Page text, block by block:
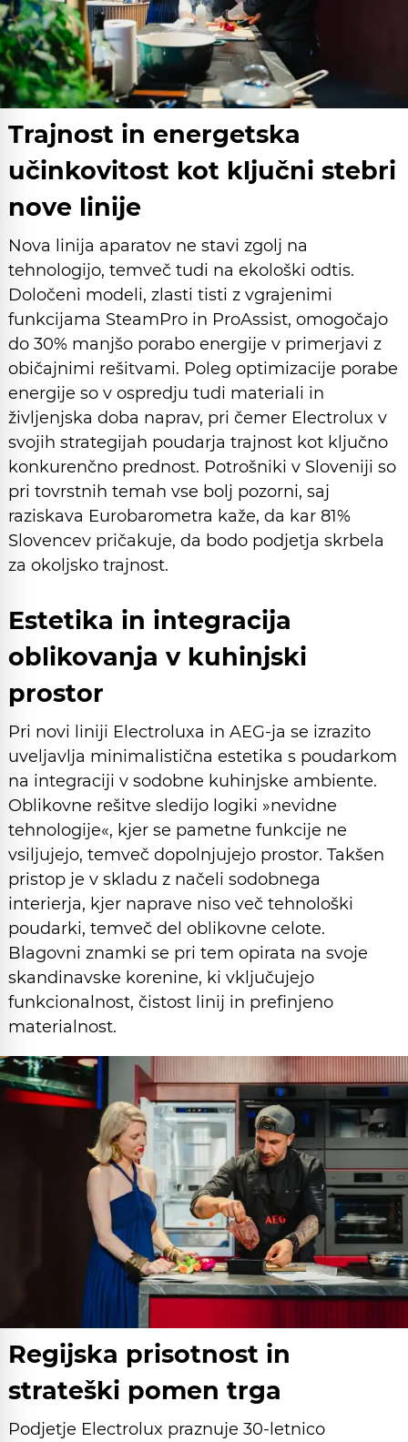
Trajnost in energetska
učinkovitost kot ključni stebri
nove linije
Nova linija aparatov ne stavi zgolj na
tehnologijo, temveč tudi na ekološki odtis.
Določeni modeli, zlasti tisti z vgrajenimi
funkcijama SteamPro in ProAssist, omogočajo
do 30% manjšo porabo energije v primerjavi z
običajnimi rešitvami. Poleg optimizacije porabe
energije so v ospredju tudi materiali in
življenjska doba naprav, pri čemer Electrolux v
svojih strategijah poudarja trajnost kot ključno
konkurenčno prednost. Potrošniki v Sloveniji so
pri tovrstnih temah vse bolj pozorni, saj
raziskava Eurobarometra kaže, da kar 81%
Slovencev pričakuje, da bodo podjetja skrbela
za okoljsko trajnost.
Estetika in integracija
oblikovanja v kuhinjski
prostor
Pri novi liniji Electroluxa in AEG-ja se izrazito
uveljavlja minimalistična estetika s poudarkom
na integraciji v sodobne kuhinjske ambiente.
Oblikovne rešitve sledijo logiki »nevidne
tehnologije«, kjer se pametne funkcije ne
vsiljujejo, temveč dopolnjujejo prostor. Takšen
pristop je v skladu z načeli sodobnega
interierja, kjer naprave niso več tehnološki
poudarki, temveč del oblikovne celote.
Blagovni znamki se pri tem opirata na svoje
skandinavske korenine, ki vključujejo
funkcionalnost, čistost linij in prefinjeno
materialnost.
Regijska prisotnost in
strateški pomen trga
Podjetje Electrolux praznuje 30-letnico